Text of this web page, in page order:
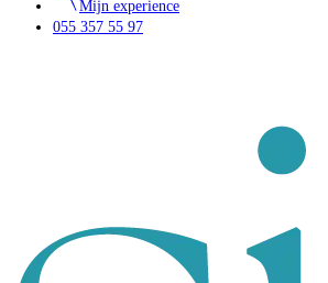
Mijn experience
055 357 55 97